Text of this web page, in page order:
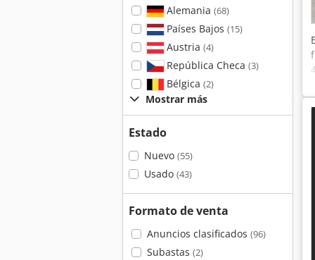
Alemania (68)
Países Bajos (15)
Austria (4)
República Checa (3)
Bélgica (2)
Mostrar más
Estado
Nuevo (55)
Usado (43)
Formato de venta
Anuncios clasificados (96)
Subastas (2)